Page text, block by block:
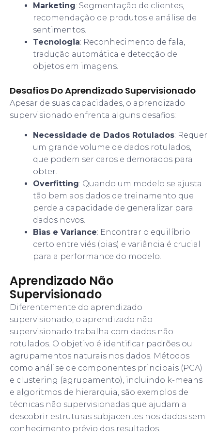
Marketing: Segmentação de clientes,
recomendação de produtos e análise de
sentimentos.
Tecnologia: Reconhecimento de fala,
tradução automática e detecção de
objetos em imagens.
Desafios Do Aprendizado Supervisionado
Apesar de suas capacidades, o aprendizado
supervisionado enfrenta alguns desafios:
Necessidade de Dados Rotulados: Requer
um grande volume de dados rotulados,
que podem ser caros e demorados para
obter.
Overfitting: Quando um modelo se ajusta
tão bem aos dados de treinamento que
perde a capacidade de generalizar para
dados novos.
Bias e Variance: Encontrar o equilíbrio
certo entre viés (bias) e variância é crucial
para a performance do modelo.
Aprendizado Não
Supervisionado
Diferentemente do aprendizado
supervisionado, o aprendizado não
supervisionado trabalha com dados não
rotulados. O objetivo é identificar padrões ou
agrupamentos naturais nos dados. Métodos
como análise de componentes principais (PCA)
e clustering (agrupamento), incluindo k-means
e algoritmos de hierarquia, são exemplos de
técnicas não supervisionadas que ajudam a
descobrir estruturas subjacentes nos dados sem
conhecimento prévio dos resultados.